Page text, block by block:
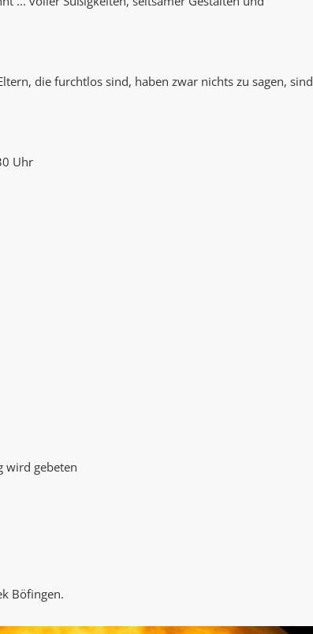
die furchtlos sind, haben zwar nichts zu sagen, sind
Uhr
wird gebeten
Böfingen.